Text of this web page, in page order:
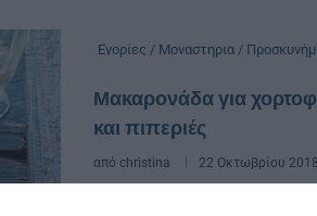
Ενορίες / Μοναστηρια /
Μακαρονάδα για
και πιπεριές
από christina 22 Οκτωβρίου 2018